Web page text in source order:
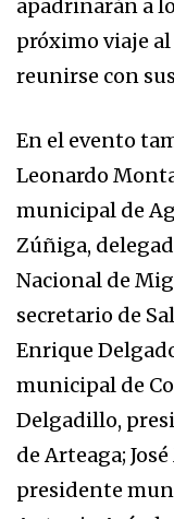
apadrinarán a
próximo viaje
reunirse con
En el evento
Leonardo
municipal de
Zúñiga,
Nacional de
secretario de
Enrique
municipal de
Delgadillo,
de Arteaga;
presidente